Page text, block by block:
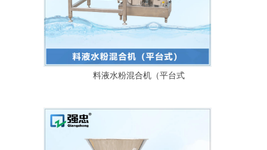
料液水粉混合机（平台式